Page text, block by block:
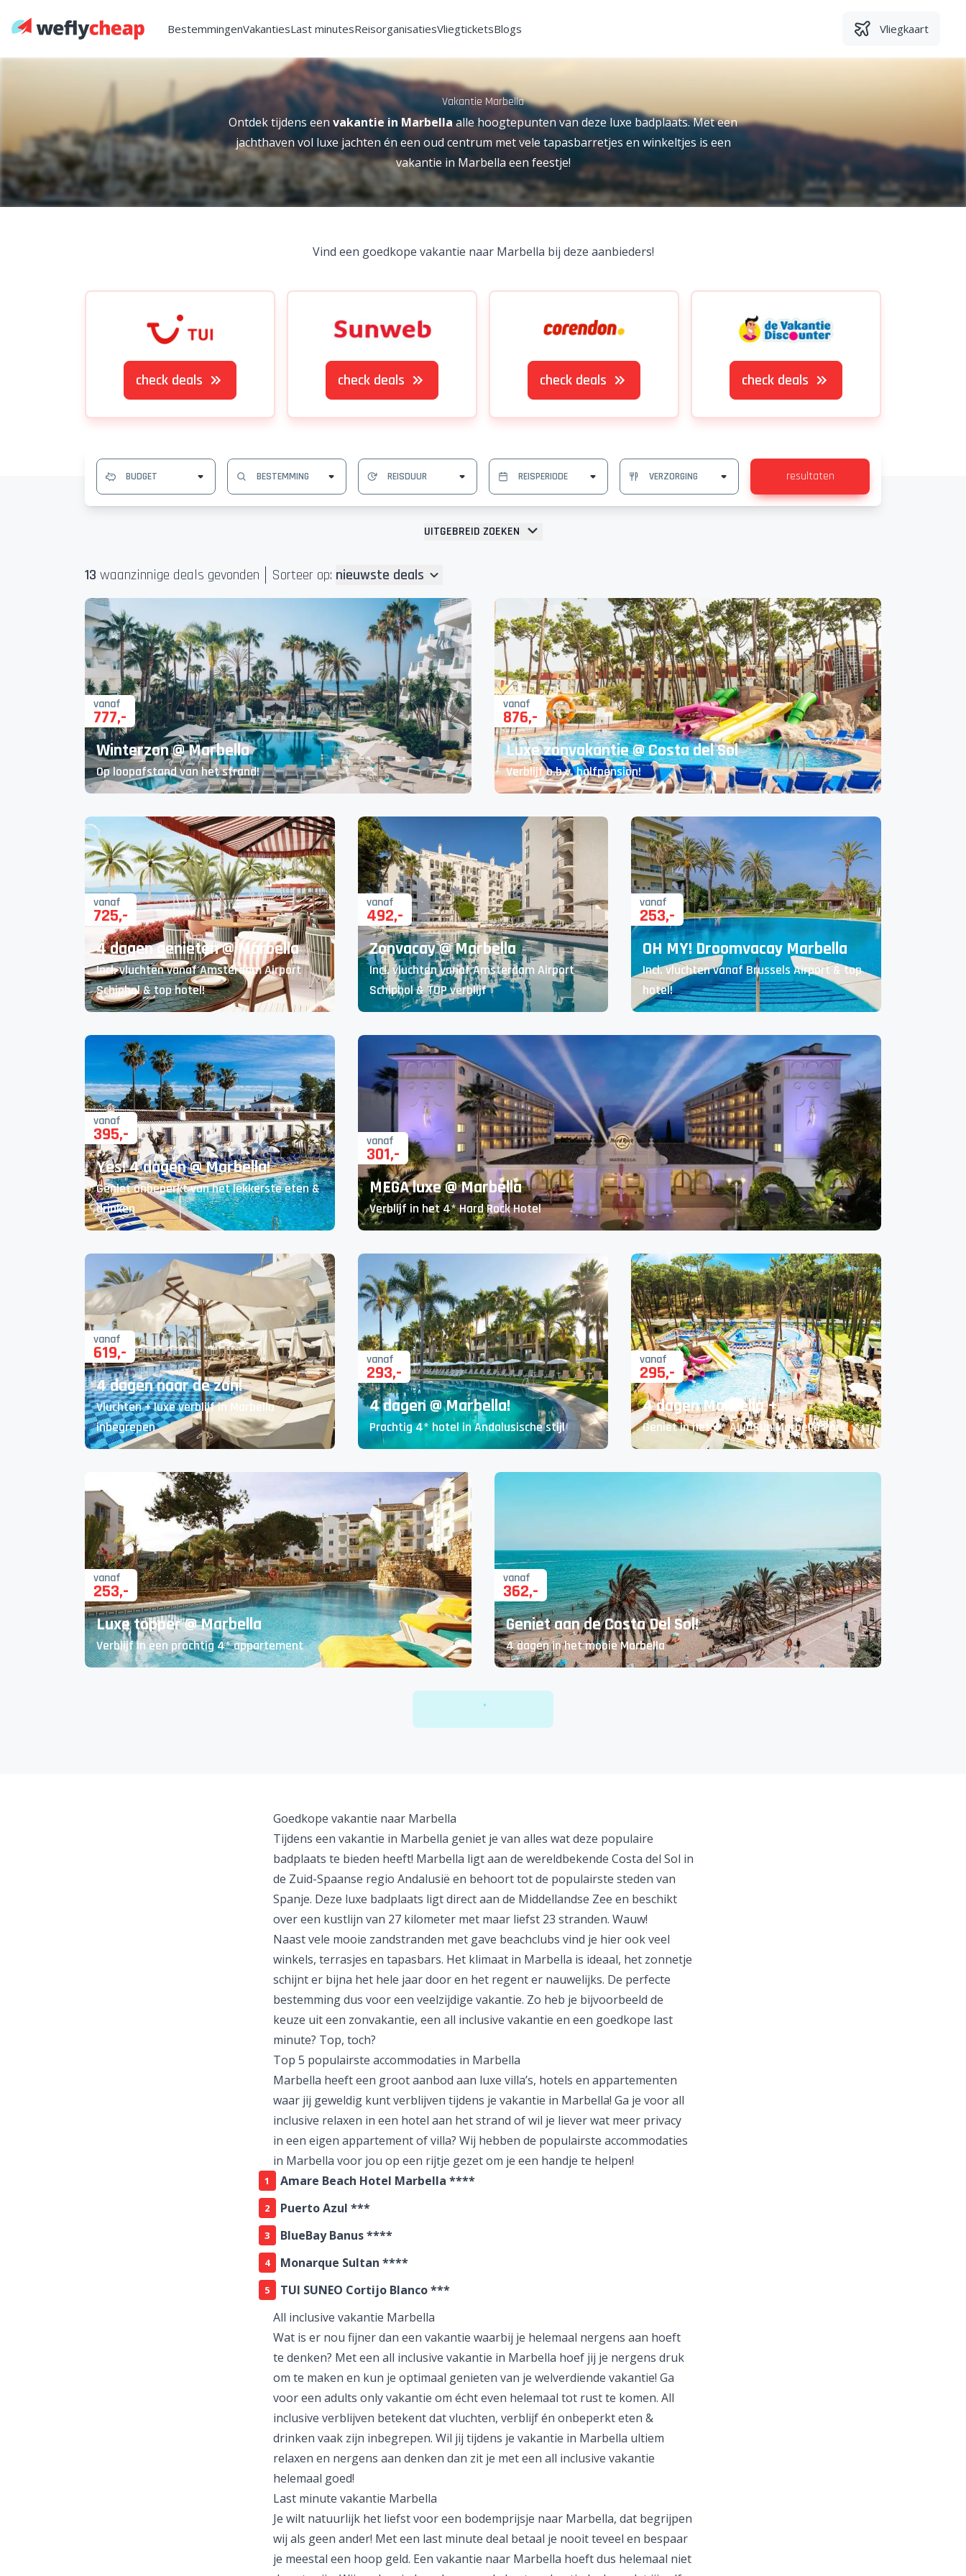
BestemmingenVakantiesLast minutesReisorganisatiesVliegticketsBlogs Vliegkaart
Vakantie Marbella
Ontdek tijdens een vakantie in Marbellaalle hoogtepunten van deze luxe badplaats. Met een
jachthaven vol luxe jachten én een oud centrum met vele tapasbarretjes en winkeltjes is een
vakantie in Marbella een feestje!
Vind een goedkope vakantie naar Marbella bij deze aanbieders!
check deals check deals check deals check deals
resultaten
UITGEBREID ZOEKEN
13 waanzinnige deals gevonden Sorteer op: nieuwste deals
vanaf
777,-
Winterzon @ Marbella
Op loopafstand van het strand!
vanaf
876,-
Luxe zonvakantie @ Costa del Sol
Verblijf o.b.v. halfpension!
vanaf
725,-
4 dagen genieten @ Marbella
Incl. vluchten vanaf Amsterdam Airport
Schiphol & top hotel!
vanaf
492,-
Zonvacay @ Marbella
Incl. vluchten vanaf Amsterdam Airport
Schiphol & TOP verblijf
vanaf
253,-
OH MY! Droomvacay Marbella
Incl. vluchten vanaf Brussels Airport & top
hotel!
vanaf
395,-
Yes! 4 dagen @ Marbella!
Geniet onbeperkt van het lekkerste eten &
drinken
vanaf
301,-
MEGA luxe @ Marbella
Verblijf in het 4* Hard Rock Hotel
vanaf
619,-
4 dagen naar de zon!
Vluchten + luxe verblijf in Marbella
inbegrepen
vanaf
293,-
4 dagen @ Marbella!
Prachtig 4* hotel in Andalusische stijl
vanaf
295,-
4 dagen Marbella +
Geniet in het 4* AluaSun Marbella Park
vanaf
253,-
Luxe topper @ Marbella
Verblijf in een prachtig 4* appartement
vanaf
362,-
Geniet aan de Costa Del Sol!
4 dagen in het mooie Marbella
Goedkope vakantie naar Marbella
Tijdens een vakantie in Marbella geniet je van alles wat deze populaire
badplaats te bieden heeft! Marbella ligt aan de wereldbekende Costa del Sol in
de Zuid-Spaanse regio Andalusië en behoort tot de populairste steden van
Spanje. Deze luxe badplaats ligt direct aan de Middellandse Zee en beschikt
over een kustlijn van 27 kilometer met maar liefst 23 stranden. Wauw!
Naast vele mooie zandstranden met gave beachclubs vind je hier ook veel
winkels, terrasjes en tapasbars. Het klimaat in Marbella is ideaal, het zonnetje
schijnt er bijna het hele jaar door en het regent er nauwelijks. De perfecte
bestemming dus voor een veelzijdige vakantie. Zo heb je bijvoorbeeld de
keuze uit een zonvakantie, een all inclusive vakantie en een goedkope last
minute? Top, toch?
Top 5 populairste accommodaties in Marbella
Marbella heeft een groot aanbod aan luxe villa’s, hotels en appartementen
waar jij geweldig kunt verblijven tijdens je vakantie in Marbella! Ga je voor all
inclusive relaxen in een hotel aan het strand of wil je liever wat meer privacy
in een eigen appartement of villa? Wij hebben de populairste accommodaties
in Marbella voor jou op een rijtje gezet om je een handje te helpen!
Amare Beach Hotel Marbella ****
Puerto Azul ***
BlueBay Banus ****
Monarque Sultan ****
TUI SUNEO Cortijo Blanco ***
All inclusive vakantie Marbella
Wat is er nou fijner dan een vakantie waarbij je helemaal nergens aan hoeft
te denken? Met een all inclusive vakantie in Marbella hoef jij je nergens druk
om te maken en kun je optimaal genieten van je welverdiende vakantie! Ga
voor een adults only vakantie om écht even helemaal tot rust te komen. All
inclusive verblijven betekent dat vluchten, verblijf én onbeperkt eten &
drinken vaak zijn inbegrepen. Wil jij tijdens je vakantie in Marbella ultiem
relaxen en nergens aan denken dan zit je met een all inclusive vakantie
helemaal goed!
Last minute vakantie Marbella
Je wilt natuurlijk het liefst voor een bodemprijsje naar Marbella, dat begrijpen
wij als geen ander! Met een last minute deal betaal je nooit teveel en bespaar
je meestal een hoop geld. Een vakantie naar Marbella hoeft dus helemaal niet